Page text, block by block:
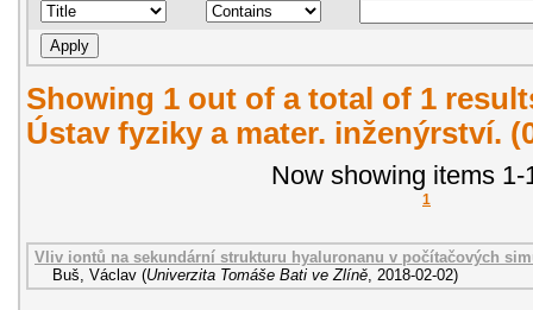
Showing 1 out of a total of 1
Ústav fyziky a mater. inženýrství.
Now showing items 1-
1
Vliv iontů na sekundární strukturu hyaluronanu v počítačových
Buš, Václav (Univerzita Tomáše Bati ve Zlíně 2018-02-02)